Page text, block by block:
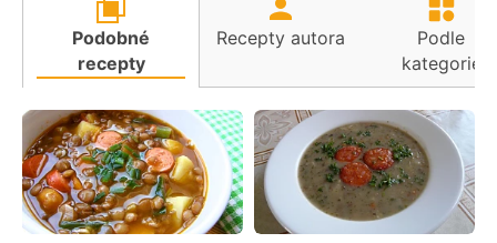
Podobné
recepty
Recepty autora
Podle
kategorie